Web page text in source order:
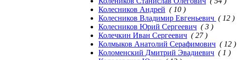
Колесников Андрей ( 10 )
Колесников Владимир Евгеньевич ( 12 )
Колесников Юрий Сергеевич ( 3 )
Колечкин Иван Сергеевич ( 27 )
Колмыков Анатолий Серафимович ( 12 )
Коломенский Дмитрий Эвадиевич ( 1 )